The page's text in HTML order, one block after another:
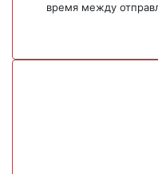
время между